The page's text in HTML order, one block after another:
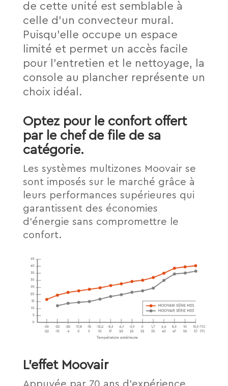
de cette unité est semblable à
celle d’un convecteur mural.
Puisqu’elle occupe un espace
limité et permet un accès facile
pour l’entretien et le nettoyage, la
console au plancher représente un
choix idéal.
Optez pour le confort offert
par le chef de file de sa
catégorie.
Les systèmes multizones Moovair se
sont imposés sur le marché grâce à
leurs performances supérieures qui
garantissent des économies
d’énergie sans compromettre le
confort.
L’effet Moovair
Appuyée par 70 ans d’expérience